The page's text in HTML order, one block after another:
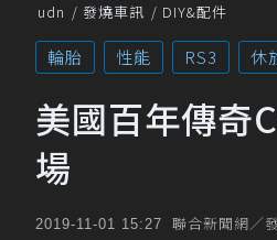
udn 發燒車訊 DIY&配件
輪胎 性能 RS3 休
美國百年傳奇
場
2019-11-01 15:27 聯合新聞網／